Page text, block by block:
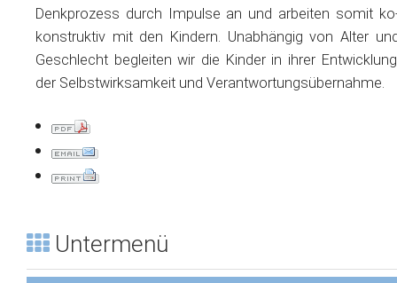
Denkprozess durch Impulse an und arbeiten somit
konstruktiv mit den Kindern. Unabhängig von Alter
Geschlecht begleiten wir die Kinder in ihrer
der Selbstwirksamkeit und Verantwortungsübernahme.
Untermenü